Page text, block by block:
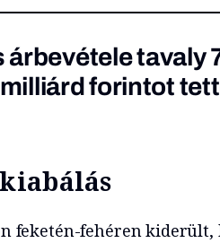
árbevétele tavaly
forintot
feketén-fehéren kiderült,